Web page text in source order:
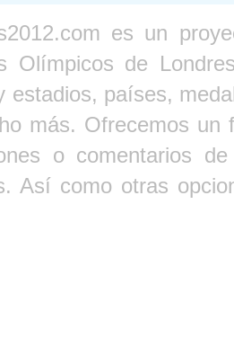
es un
Olímpicos de
estadios, países,
más. Ofrecemos un
o comentarios
Así como otras